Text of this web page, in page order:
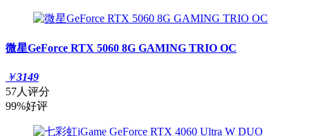
微星GeForce RTX 5060 8G GAMING TRIO OC
￥3149
57人评分
99%好评